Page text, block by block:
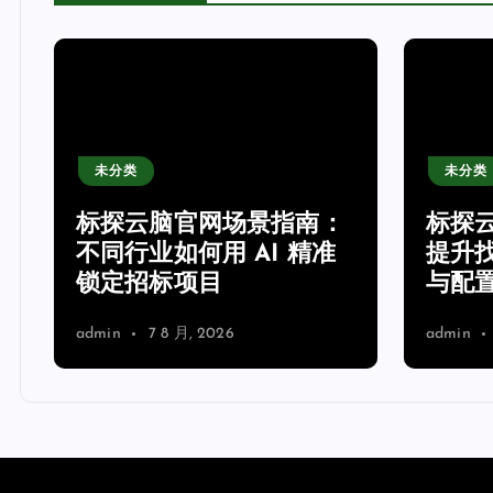
未分类
标探云脑官网场景指南：
不同行业如何用 AI 精准
锁定招标项目
admin 7 8 月, 2026
未分类
标探
提升
与配
admin